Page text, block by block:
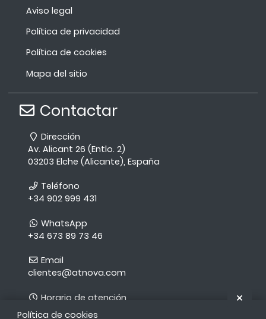
Aviso legal
Política de privacidad
Política de cookies
Mapa del sitio
Contactar
Dirección
Av. Alicant 26 (Entlo. 2)
03203 Elche (Alicante), España
Teléfono
+34 902 999 431
WhatsApp
+34 673 89 73 46
Email
clientes@atnova.com
Horario de atención
Lunes a Viernes en horario comercial:
Política de cookies